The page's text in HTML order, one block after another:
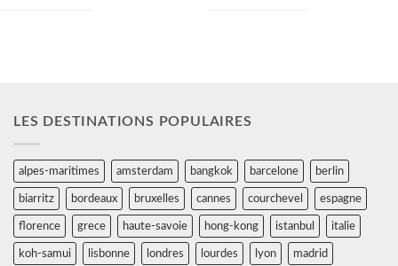
LES DESTINATIONS POPULAIRES
alpes-maritimes amsterdam bangkok barcelone berlin
biarritz bordeaux bruxelles cannes courchevel espagne
florence grece haute-savoie hong-kong istanbul italie
koh-samui lisbonne londres lourdes lyon madrid